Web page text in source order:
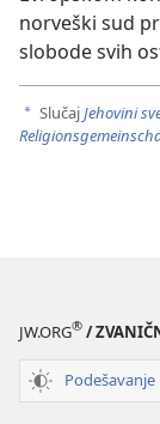
norveški sud
slobode svih
a SlučajJehovini
JW.ORG® /
Podešavanje